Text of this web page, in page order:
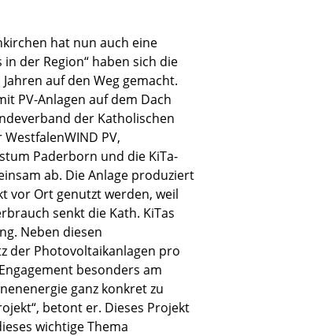
hat nun auch eine
der Region“ haben sich die
auf den Weg gemacht.
PV-Anlagen auf dem Dach
der Katholischen
PV,
Paderborn und die KiTa-
ab. Die Anlage produziert
vor Ort genutzt werden, weil
senkt die Kath. KiTas
Neben diesen
der Photovoltaikanlagen pro
besonders am
ganz konkret zu
betont er. Dieses Projekt
wichtige Thema